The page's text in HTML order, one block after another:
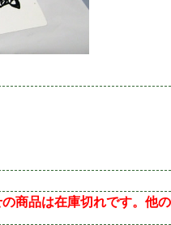
商品は在庫切れです。他の